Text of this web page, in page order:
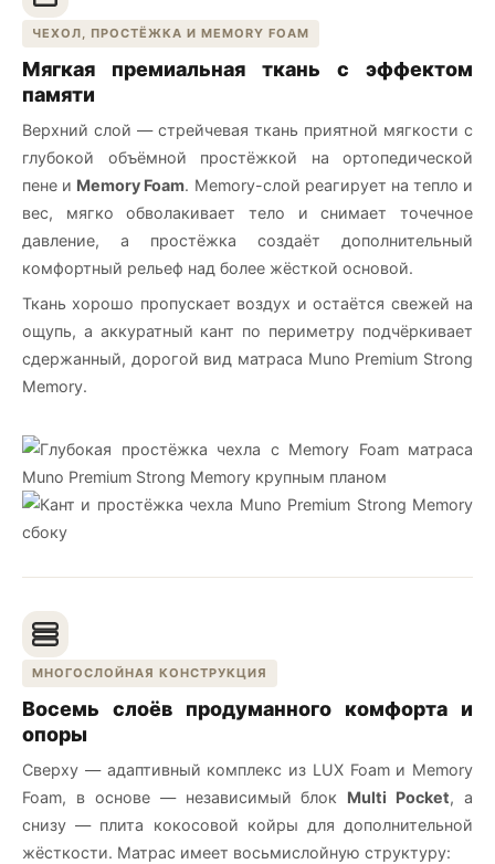
ЧЕХОЛ, ПРОСТЁЖКА И MEMORY FOAM
Мягкая премиальная ткань с эффектом
памяти
Верхний слой — стрейчевая ткань приятной мягкости с
глубокой объёмной простёжкой на ортопедической
пене и Memory Foam. Memory-слой реагирует на тепло и
вес, мягко обволакивает тело и снимает точечное
давление, а простёжка создаёт дополнительный
комфортный рельеф над более жёсткой основой.
Ткань хорошо пропускает воздух и остаётся свежей на
ощупь, а аккуратный кант по периметру подчёркивает
сдержанный, дорогой вид матраса Muno Premium Strong
Memory.
МНОГОСЛОЙНАЯ КОНСТРУКЦИЯ
Восемь слоёв продуманного комфорта и
опоры
Сверху — адаптивный комплекс из LUX Foam и Memory
Foam, в основе — независимый блок Multi Pocket, а
снизу — плита кокосовой койры для дополнительной
жёсткости. Матрас имеет восьмислойную структуру: